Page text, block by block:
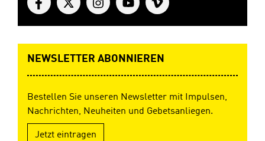
NEWSLETTER ABONNIEREN
Bestellen Sie unseren Newsletter mit Impulsen,
Nachrichten, Neuheiten und Gebetsanliegen.
Jetzt eintragen